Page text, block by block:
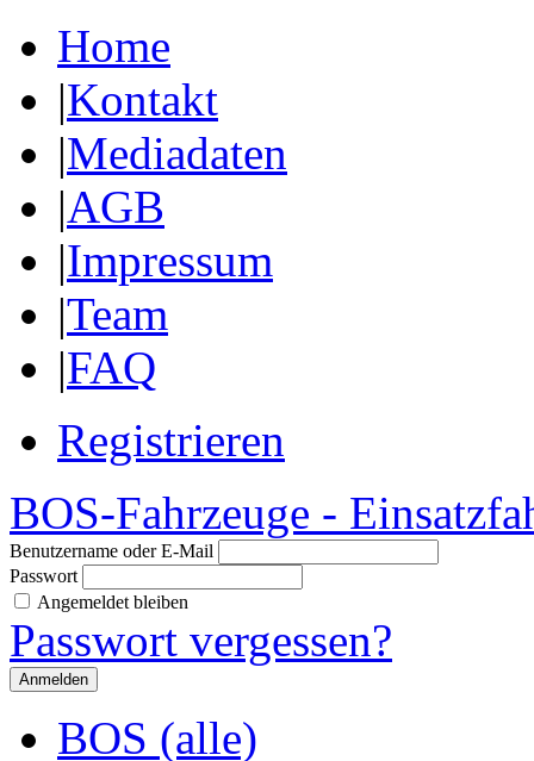
Home
|Kontakt
|Mediadaten
|AGB
|Impressum
|Team
|FAQ
Registrieren
BOS-Fahrzeuge -
Benutzername oder E-Mail
Passwort
Angemeldet bleiben
Passwort vergessen?
BOS (alle)